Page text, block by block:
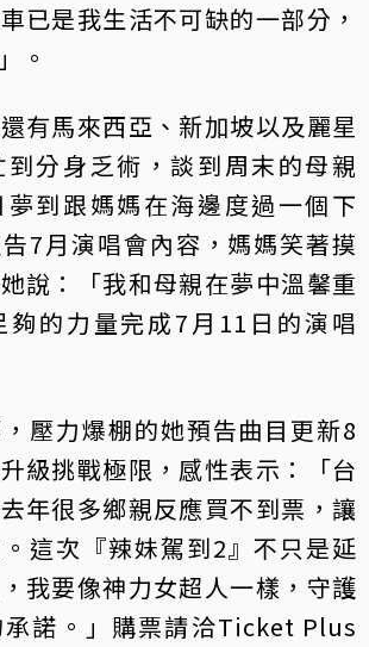
已是我生活不可缺的一部分，
。
有馬來西亞、新加坡以及麗星
分身乏術，談到周末的母親
到跟媽媽在海邊度過一個下
7月演唱會內容，媽媽笑著摸
說：「我和母親在夢中溫馨重
夠的力量完成7月11日的演唱
壓力爆棚的她預告曲目更新8
級挑戰極限，感性表示：「台
年很多鄉親反應買不到票，讓
這次『辣妹駕到2』不只是延
我要像神力女超人一樣，守護
諾。」購票請洽Ticket Plus